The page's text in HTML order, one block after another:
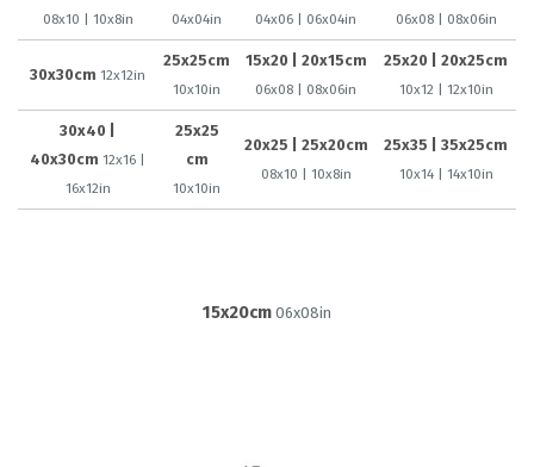
08x10 | 10x8in 04x04in 04x06 | 06x04in 06x08 | 08x06in
30x30cm 12x12in
25x25cm
10x10in
15x20 | 20x15cm
06x08 | 08x06in
25x20 | 20x25cm
10x12 | 12x10in
30x40 |
40x30cm 12x16 |
16x12in
25x25
cm
10x10in
20x25 | 25x20cm
08x10 | 10x8in
25x35 | 35x25cm
10x14 | 14x10in
15x20cm 06x08in